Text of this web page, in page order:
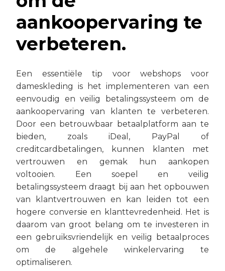
aankoopervaring te
verbeteren.
Een essentiële tip voor webshops voor
dameskleding is het implementeren van een
eenvoudig en veilig betalingssysteem om de
aankoopervaring van klanten te verbeteren.
Door een betrouwbaar betaalplatform aan te
bieden, zoals iDeal, PayPal of
creditcardbetalingen, kunnen klanten met
vertrouwen en gemak hun aankopen
voltooien. Een soepel en veilig
betalingssysteem draagt bij aan het opbouwen
van klantvertrouwen en kan leiden tot een
hogere conversie en klanttevredenheid. Het is
daarom van groot belang om te investeren in
een gebruiksvriendelijk en veilig betaalproces
om de algehele winkelervaring te
optimaliseren.